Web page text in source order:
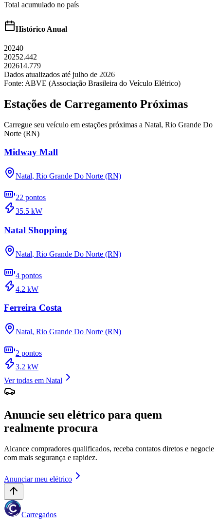
Total acumulado no país
Histórico Anual
20240
20252.442
202614.779
Dados atualizados até julho de 2026
Fonte: ABVE (Associação Brasileira do Veículo Elétrico)
Estações de Carregamento Próximas
Carregue seu veículo em estações próximas a Natal, Rio Grande Do
Norte (RN)
Midway Mall
Natal, Rio Grande Do Norte (RN)
22 pontos
35.5 kW
Natal Shopping
Natal, Rio Grande Do Norte (RN)
4 pontos
4.2 kW
Ferreira Costa
Natal, Rio Grande Do Norte (RN)
2 pontos
3.2 kW
Ver todas em Natal
Anuncie seu elétrico para quem
realmente procura
Alcance compradores qualificados, receba contatos diretos e negocie
com mais segurança e rapidez.
Anunciar meu elétrico
Carregados